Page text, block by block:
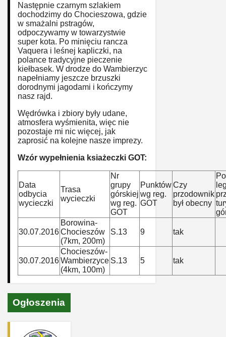
Następnie czarnym szlakiem
dochodzimy do Chocieszowa, gdzie
w smażalni pstragów,
odpoczywamy w towarzystwie
super kota. Po minięciu rancza
Vaquera i leśnej kapliczki, na
polance tradycyjne pieczenie
kiełbasek. W drodze do Wambierzyc
napełniamy jeszcze brzuszki
dorodnymi jagodami i kończymy
nasz rajd.
Wędrówka i zbiory były udane,
atmosfera wyśmienita, więc nie
pozostaje mi nic więcej, jak
zaprosić na kolejne nasze imprezy.
Wzór wypełnienia ksiażeczki GOT:
Data
odbycia
wycieczki
Trasa
wycieczki
Nr
grupy
górskiej
wg reg.
GOT
Punktów
wg reg.
GOT
Czy
przodownik
był obecny
30.07.2016
Borowina-
Chocieszów
(7km, 200m)
S.13 9 tak
30.07.2016
Chocieszów-
Wambierzyce
(4km, 100m)
S.13 5 tak
Ogłoszenia